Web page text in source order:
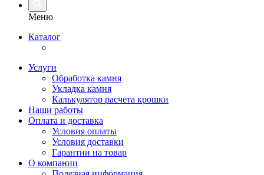
Меню
Каталог
Услуги
Обработка камня
Укладка камня
Калькулятор расчета крошки
Наши работы
Оплата и доставка
Условия оплаты
Условия доставки
Гарантии на товар
О компании